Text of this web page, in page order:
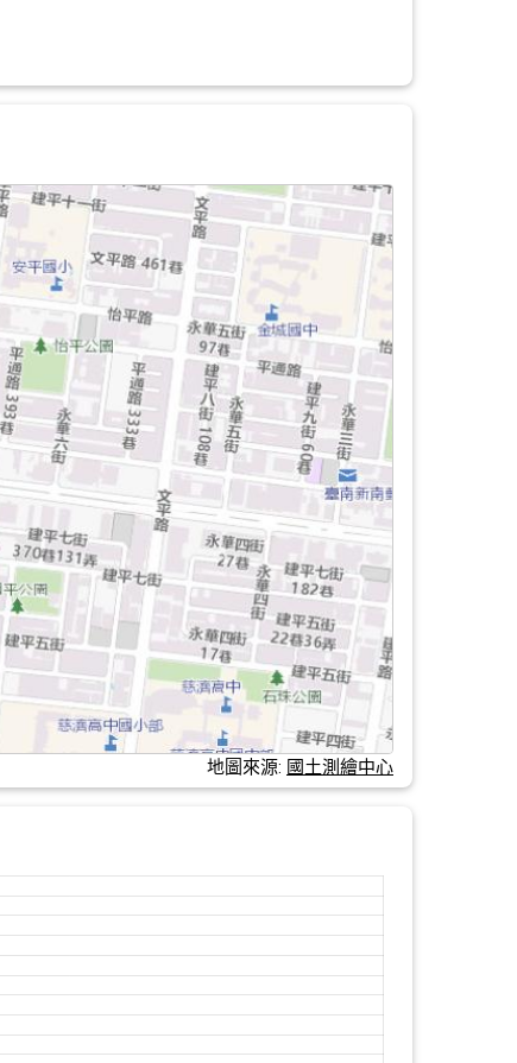
地圖來源: 國土測繪中心